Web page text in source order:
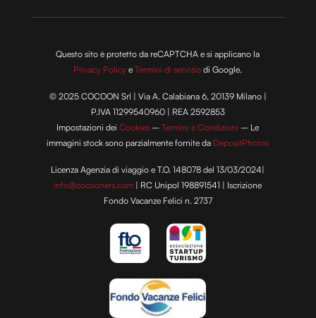
Questo sito è protetto da reCAPTCHA e si applicano la
Privacy Policy eTermini di servizio di Google.
© 2025 COCOON Srl | Via A. Calabiana 6, 20139 Milano |
P.IVA 11299540960 | REA 2592853
Impostazioni deiCookies –Termini e Condizioni – Le
immagini stock sono parzialmente fornite da DepositPhotos
Licenza Agenzia di viaggio e T.O. 148078 del 13/03/2024|
info@cocooners.com | RC Unipol 198891541 | Iscrizione
Fondo Vacanze Felici n. 2737